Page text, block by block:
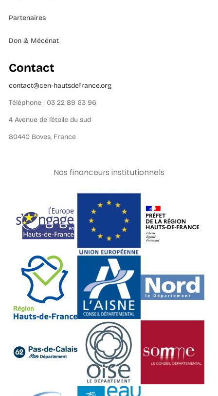
Partenaires
Don & Mécénat
Contact
contact@cen-hautsdefrance.org
Téléphone : 03 22 89 63 96
4 Avenue de l’étoile du sud
80440 Boves, France
Nos financeurs institutionnels